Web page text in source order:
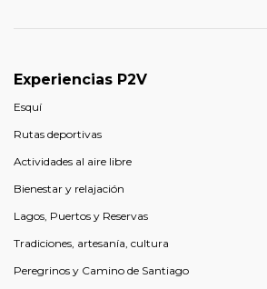
Experiencias P2V
Esquí
Rutas deportivas
Actividades al aire libre
Bienestar y relajación
Lagos, Puertos y Reservas
Tradiciones, artesanía, cultura
Peregrinos y Camino de Santiago